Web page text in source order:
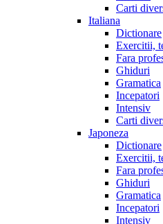
Carti
Italiana
Dictionare
Exercitii,
Fara
Ghiduri
Gramatica
Incepatori
Intensiv
Carti
Japoneza
Dictionare
Exercitii,
Fara
Ghiduri
Gramatica
Incepatori
Intensiv